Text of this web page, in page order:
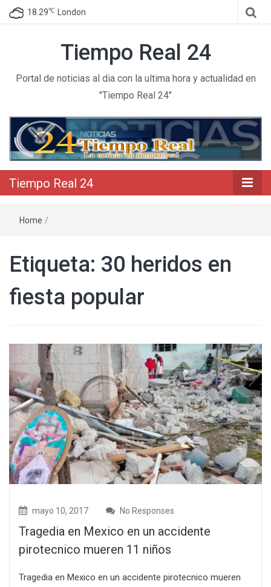
18.29℃ London
Tiempo Real 24
Portal de noticias al dia con la ultima hora y actualidad en
"Tiempo Real 24"
Tiempo Real 24
Home /
Etiqueta: 30 heridos en
fiesta popular
mayo 10, 2017 No Responses
Tragedia en Mexico en un accidente
pirotecnico mueren 11 niños
Tragedia en Mexico en un accidente pirotecnico mueren